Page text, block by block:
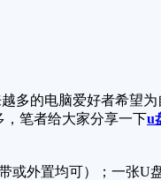
的电脑爱好者希望为
，笔者给大家分享一下u
外置均可）；一张U